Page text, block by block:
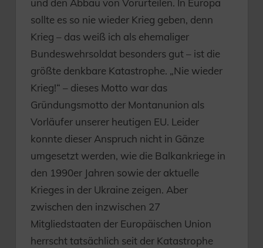
und den Abbau von Vorurteilen. In Europa
sollte es so nie wieder Krieg geben, denn
Krieg – das weiß ich als ehemaliger
Bundeswehrsoldat besonders gut – ist die
größte denkbare Katastrophe. „Nie wieder
Krieg!“ – dieses Motto war das
Gründungsmotto der Montanunion als
Vorläufer unserer heutigen EU. Leider
konnte dieser Anspruch nicht in Gänze
umgesetzt werden, wie die Balkankriege in
den 1990er Jahren sowie der aktuelle
Krieges in der Ukraine zeigen. Aber
zwischen den inzwischen 27
Mitgliedstaaten der Europäischen Union
herrscht tatsächlich seit der Katastrophe